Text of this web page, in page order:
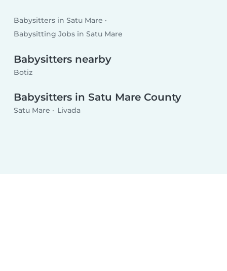
Babysitters in Satu Mare
Babysitting Jobs in Satu Mare
Babysitters nearby
Botiz
Babysitters in Satu Mare County
Satu Mare Livada